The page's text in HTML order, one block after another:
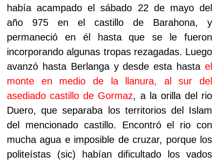
había acampado el sábado 22 de mayo del
año 975 en el castillo de Barahona, y
permaneció en él hasta que se le fueron
incorporando algunas tropas rezagadas. Luego
avanzó hasta Berlanga y desde esta hasta el
monte en medio de la llanura, al sur del
asediado castillo de Gormaz, a la orilla del rio
Duero, que separaba los territorios del Islam
del mencionado castillo. Encontró el rio con
mucha agua e imposible de cruzar, porque los
politeístas (sic) habían dificultado los vados